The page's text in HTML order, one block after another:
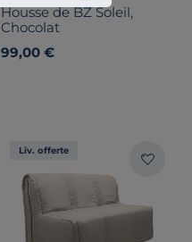
Housse de BZ Soleil,
Chocolat
99,00 €
Liv. offerte